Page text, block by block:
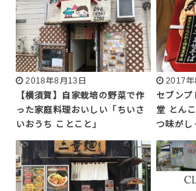
2018年8月13日
【横須賀】自家栽培の野菜で作
った家庭料理おいしい「ちいさ
いおうち ことこと」
2017年
セブンプ
堂 とん
つ味が